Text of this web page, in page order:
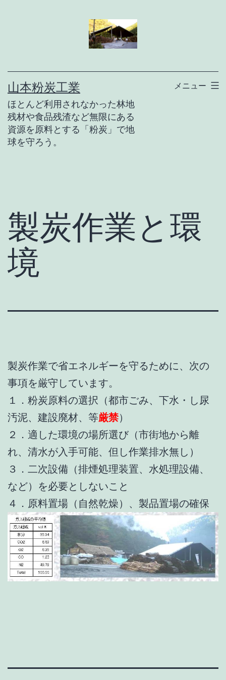
へ
ス
キ
ッ
山本粉炭工業
ほとんど利用されなかった林地
残材や食品残渣など無限にある
資源を原料とする「粉炭」で地
球を守ろう。
メニュー
製炭作業と環
境
製炭作業で省エネルギーを守るために、次の
事項を厳守しています。
１．粉炭原料の選択（都市ごみ、下水・し尿
汚泥、建設廃材、等厳禁）
２．適した環境の場所選び（市街地から離
れ、清水が入手可能、但し作業排水無し）
３．二次設備（排煙処理装置、水処理設備、
など）を必要としないこと
４．原料置場（自然乾燥）、製品置場の確保